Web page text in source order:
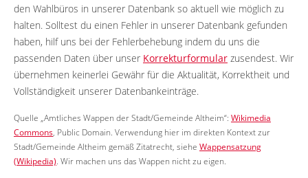
den Wahlbüros in unserer Datenbank so aktuell wie möglich zu
halten. Solltest du einen Fehler in unserer Datenbank gefunden
haben, hilf uns bei der Fehlerbehebung indem du uns die
passenden Daten über unser Korrekturformular zusendest. Wir
übernehmen keinerlei Gewähr für die Aktualität, Korrektheit und
Vollständigkeit unserer Datenbankeinträge.
Quelle „Amtliches Wappen der Stadt/Gemeinde Altheim“: Wikimedia
Commons, Public Domain. Verwendung hier im direkten Kontext zur
Stadt/Gemeinde Altheim gemäß Zitatrecht, siehe Wappensatzung
(Wikipedia). Wir machen uns das Wappen nicht zu eigen.